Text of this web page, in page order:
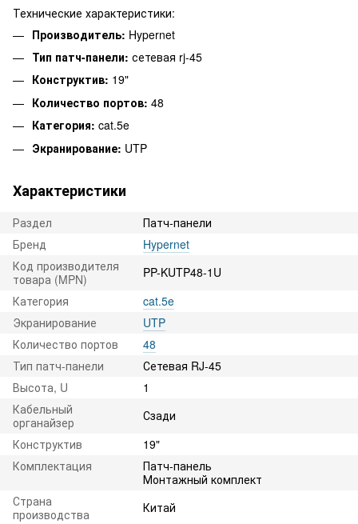
Технические характеристики:
Производитель: Hypernet
Тип патч-панели: сетевая rj-45
Конструктив: 19"
Количество портов: 48
Категория: cat.5e
Экранирование: UTP
Характеристики
Раздел
Патч-панели
Бренд
Hypernet
Код производителя
товара (MPN)
PP-KUTP48-1U
Категория
cat.5e
Экранирование
UTP
Количество портов
48
Тип патч-панели
Сетевая RJ-45
Высота, U
1
Кабельный
органайзер
Сзади
Конструктив
19"
Комплектация
Патч-панель
Монтажный комплект
Страна
производства
Китай